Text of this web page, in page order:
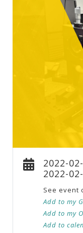
2022-
2022-
See event
Add to my
Add to my
Add to